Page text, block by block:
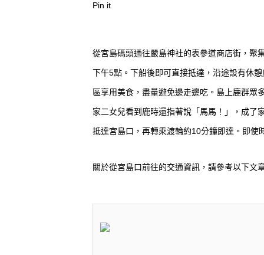
Pin it
從宮島碼頭通往嚴島神社的表參道商店街，聚
下午5點。下船後即可直接抵達，沿途設有休
區享用美食，盡量避免邊走邊吃。島上鹿群眾
家二女兒看到鹿時還指著說「馬馬！」，成了
抵達宮島口，再轉乘渡輪約10分鐘即達。即使
關於從宮島口前往的交通資訊，請參考以下文